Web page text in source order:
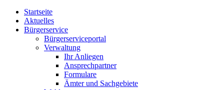
Startseite
Aktuelles
Bürgerservice
Bürgerserviceportal
Verwaltung
Ihr Anliegen
Ansprechpartner
Formulare
Ämter und Sachgebiete